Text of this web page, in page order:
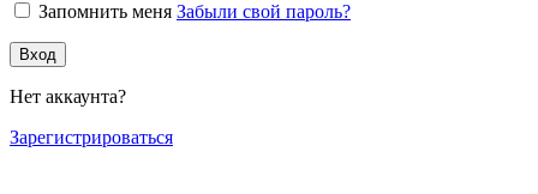
Запомнить меня Забыли свой пароль?
Вход
Нет аккаунта?
Зарегистрироваться